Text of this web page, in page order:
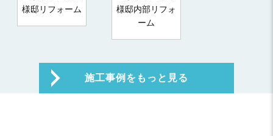
様邸リフォーム
様邸内部リフォ
ーム
施工事例をもっと見る